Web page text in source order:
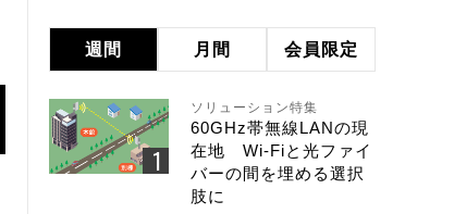
週間 月間 会員限定
ソリューション特集
60GHz帯無線LANの現
在地 Wi-Fiと光ファイ
バーの間を埋める選択
肢に